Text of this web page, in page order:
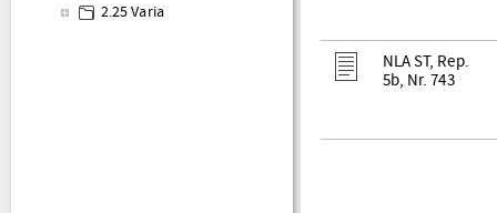
2.25 Varia
NLA ST, Rep.
5b, Nr. 743